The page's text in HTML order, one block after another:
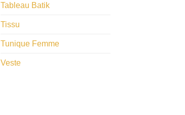
Tableau Batik
Tissu
Tunique Femme
Veste